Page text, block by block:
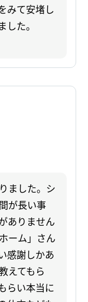
みて安堵し
た。
ました。シ
が長い事
ありません
ーム」さん
感謝しかあ
えてもら
らい本当に